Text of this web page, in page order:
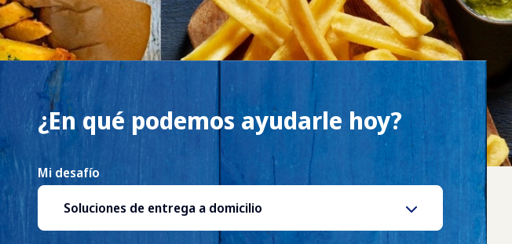
¿En qué podemos ayudarle hoy?
Mi desafío
Soluciones de entrega a domicilio